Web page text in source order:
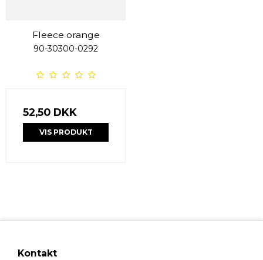
Fleece orange
90-30300-0292
52,50 DKK
VIS PRODUKT
Kontakt